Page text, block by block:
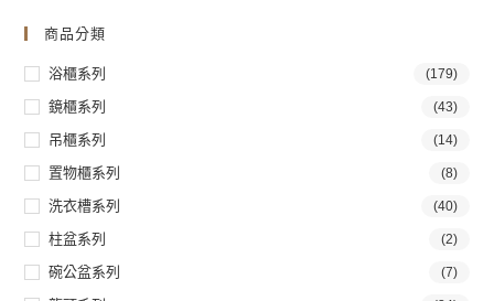
商品分類
浴櫃系列 (179)
鏡櫃系列 (43)
吊櫃系列 (14)
置物櫃系列 (8)
洗衣槽系列 (40)
柱盆系列 (2)
碗公盆系列 (7)